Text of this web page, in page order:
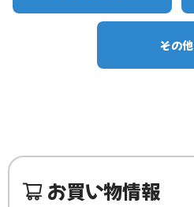
その他
お買い物情報